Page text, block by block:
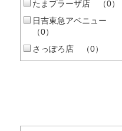
たまプラーザ店 （0）
日吉東急アベニュー
（0）
さっぽろ店 （0）